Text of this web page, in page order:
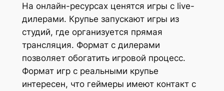
На онлайн-ресурсах ценятся игры с live-
дилерами. Крупье запускают игры из
студий, где организуется прямая
трансляция. Формат с дилерами
позволяет обогатить игровой процесс.
Формат игр с реальными крупье
интересен, что геймеры имеют контакт с